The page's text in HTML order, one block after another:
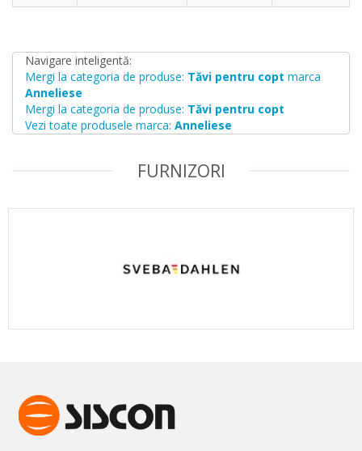
Navigare inteligentă:
Mergi la categoria de produse: Tăvi pentru copt marca
Anneliese
Mergi la categoria de produse: Tăvi pentru copt
Vezi toate produsele marca: Anneliese
FURNIZORI